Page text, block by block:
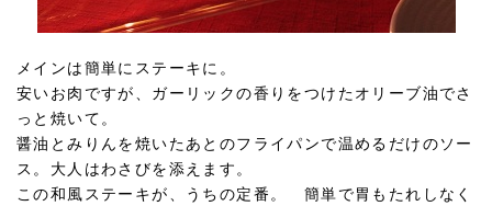
メインは簡単にステーキに。
安いお肉ですが、ガーリックの香りをつけたオリーブ油でさ
っと焼いて。
醤油とみりんを焼いたあとのフライパンで温めるだけのソー
ス。大人はわさびを添えます。
この和風ステーキが、うちの定番。 簡単で胃もたれしなく